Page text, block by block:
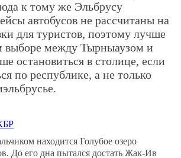
к тому же Эльбрусу
автобусов не рассчитаны на
для туристов, поэтому лучше
между Тырныаузом и
остановиться в столице, если
по республике, а не только
находится Голубое озеро
До его дна пытался достать Жак-Ив